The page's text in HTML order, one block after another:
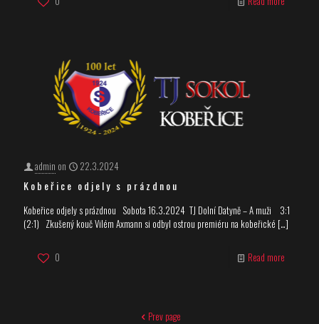
admin on 22.3.2024
Kobeřice odjely s prázdnou
Kobeřice odjely s prázdnou Sobota 16.3.2024 TJ Dolní Datyně – A muži 3:1
(2:1) Zkušený kouč Vilém Axmann si odbyl ostrou premiéru na kobeřické […]
0 Read more
Prev page